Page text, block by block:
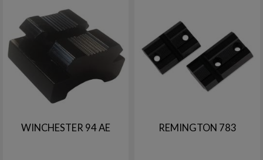
WINCHESTER 94 AE REMINGTON 783